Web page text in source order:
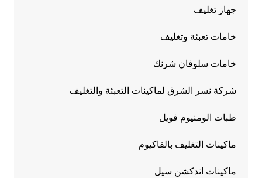
جهاز تغليف
خامات تعبئة وتغليف
خامات سلوفان شرنك
شركة نسر الشرق لماكينات التعبئة والتغليف
طبات الومنيوم فويل
ماكينات التغليف بالفاكيوم
ماكينات اندكشن سيل